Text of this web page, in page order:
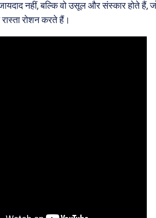
नहीं, बल्कि वो उसूल और संस्कार होते हैं,
रोशन करते हैं।